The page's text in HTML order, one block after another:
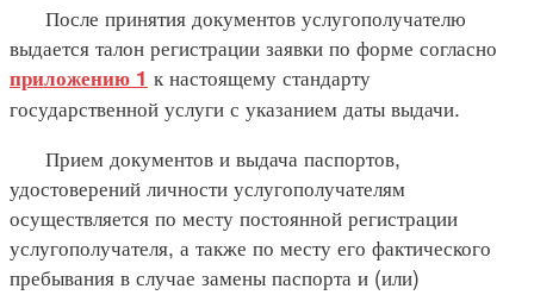
После принятия документов услугополучателю
выдается талон регистрации заявки по форме согласно
приложению 1 к настоящему стандарту
государственной услуги с указанием даты выдачи.
Прием документов и выдача паспортов,
удостоверений личности услугополучателям
осуществляется по месту постоянной регистрации
услугополучателя, а также по месту его фактического
пребывания в случае замены паспорта и (или)